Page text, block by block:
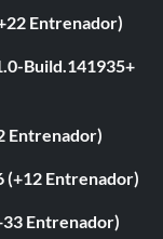
Entrenador)
Build.141935+
Entrenador)
(+12 Entrenador)
Entrenador)